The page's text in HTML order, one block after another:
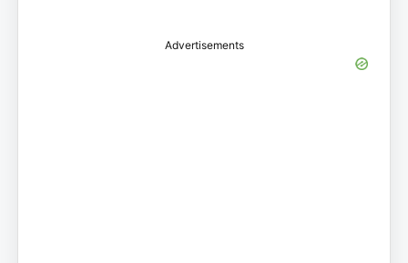
Advertisements